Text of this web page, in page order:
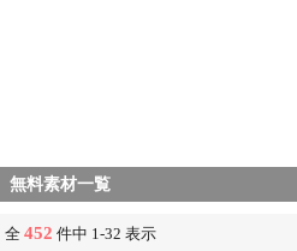
無料素材一覧
全 452 件中 1-32 表示